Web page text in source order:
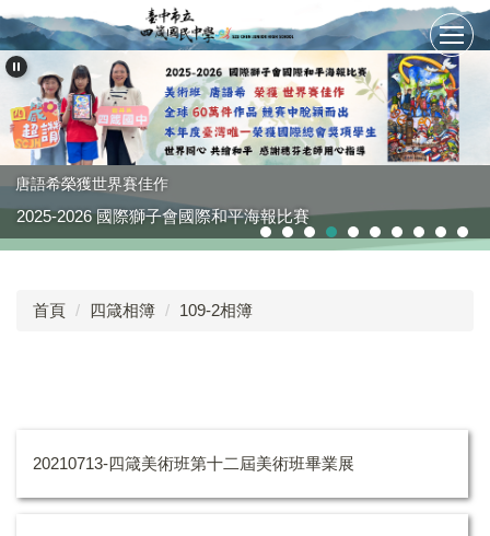
跳
到
主
內
容
唐語希榮獲世界賽佳作
2025-2026 國際獅子會國際和平海報比賽
首頁 四箴相簿 109-2相簿
20210713-四箴美術班第十二屆美術班畢業展